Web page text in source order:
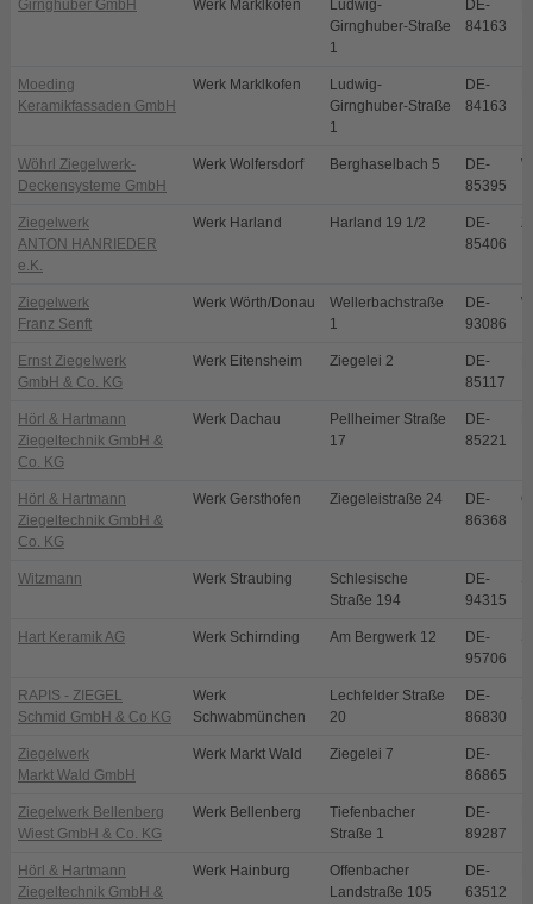
Girnghuber GmbH Werk Marklkofen
Ludwig-
Girnghuber-Straße
1
DE-
84163
Moeding
Keramikfassaden GmbH
Werk Marklkofen
Ludwig-
Girnghuber-Straße
1
DE-
84163
Wöhrl Ziegelwerk-
Deckensysteme GmbH
Werk Wolfersdorf Berghaselbach 5
DE-
85395
Ziegelwerk
ANTON HANRIEDER
e.K.
Werk Harland Harland 19 1/2
DE-
85406
Ziegelwerk
Franz Senft
Werk Wörth/Donau
Wellerbachstraße
1
DE-
93086
Ernst Ziegelwerk
GmbH & Co. KG
Werk Eitensheim Ziegelei 2
DE-
85117
Hörl & Hartmann
Ziegeltechnik GmbH &
Co. KG
Werk Dachau
Pellheimer Straße
17
DE-
85221
Hörl & Hartmann
Ziegeltechnik GmbH &
Co. KG
Werk Gersthofen Ziegeleistraße 24
DE-
86368
Witzmann Werk Straubing
Schlesische
Straße 194
DE-
94315
Hart Keramik AG Werk Schirnding Am Bergwerk 12
DE-
95706
RAPIS - ZIEGEL
Schmid GmbH & Co KG
Werk
Schwabmünchen
Lechfelder Straße
20
DE-
86830
Ziegelwerk
Markt Wald GmbH
Werk Markt Wald Ziegelei 7
DE-
86865
Ziegelwerk Bellenberg
Wiest GmbH & Co. KG
Werk Bellenberg
Tiefenbacher
Straße 1
DE-
89287
Hörl & Hartmann
Ziegeltechnik GmbH &
Werk Hainburg
Offenbacher
Landstraße 105
DE-
63512